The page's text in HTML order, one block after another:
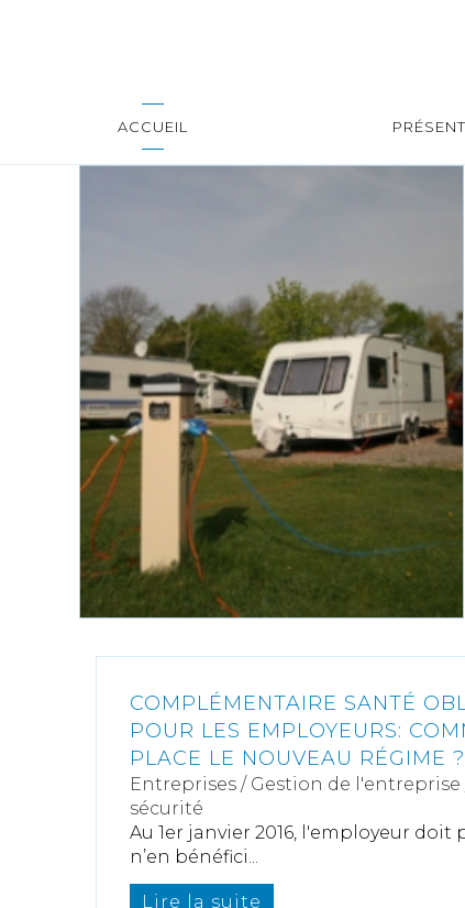
ACCUEIL
COMPLÉMENTAIRE SANTÉ
POUR LES EMPLOYEURS:
PLACE LE NOUVEAU RÉGIME ?
Entreprises / Gestion de l'entreprise
sécurité
Au 1er janvier 2016, l'employeur doit
n’en bénéfici...
Lire la suite